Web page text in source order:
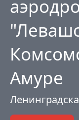
Амуре